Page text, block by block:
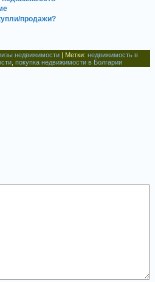
продажи?
недвижимости | Метки: недвижимость в
покупка недвижимости в Болгарии